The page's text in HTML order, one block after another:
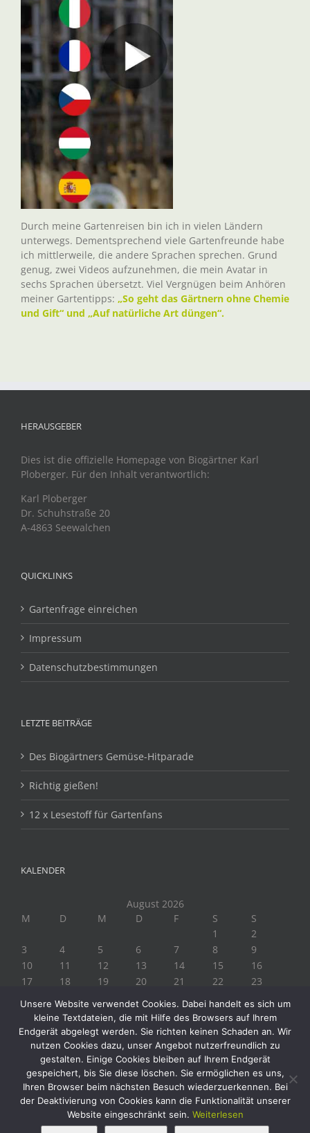
Durch meine Gartenreisen bin ich in vielen Ländern
unterwegs. Dementsprechend viele Gartenfreunde habe
ich mittlerweile, die andere Sprachen sprechen. Grund
genug, zwei Videos aufzunehmen, die mein Avatar in
sechs Sprachen übersetzt. Viel Vergnügen beim Anhören
meiner Gartentipps: „So geht das Gärtnern ohne Chemie
und Gift“ und „Auf natürliche Art düngen“.
HERAUSGEBER
Dies ist die offizielle Homepage von Biogärtner Karl
Ploberger. Für den Inhalt verantwortlich:
Karl Ploberger
Dr. Schuhstraße 20
A-4863 Seewalchen
QUICKLINKS
Gartenfrage einreichen
Impressum
Datenschutzbestimmungen
LETZTE BEITRÄGE
Des Biogärtners Gemüse-Hitparade
Richtig gießen!
12 x Lesestoff für Gartenfans
KALENDER
August 2026
M
D M D F S
S
1
2
3
4 5 6 7 8
9
10
11 12 13 14 15
16
17
18 19 20 21 22
23
« Juli
Copyright 2019 Biogärtner Ploberger | Alle Rechte vorbehalten
Unsere Website verwendet Cookies. Dabei handelt es sich um
kleine Textdateien, die mit Hilfe des Browsers auf Ihrem
Endgerät abgelegt werden. Sie richten keinen Schaden an. Wir
nutzen Cookies dazu, unser Angebot nutzerfreundlich zu
gestalten. Einige Cookies bleiben auf Ihrem Endgerät
gespeichert, bis Sie diese löschen. Sie ermöglichen es uns,
Ihren Browser beim nächsten Besuch wiederzuerkennen. Bei
der Deaktivierung von Cookies kann die Funktionalität unserer
Website eingeschränkt sein. Weiterlesen